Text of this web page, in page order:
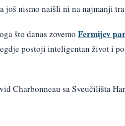
još nismo naišli ni na najmanji
što danas zovemo Fermijev
postoji inteligentan život i
Charbonneau sa Sveučilišta